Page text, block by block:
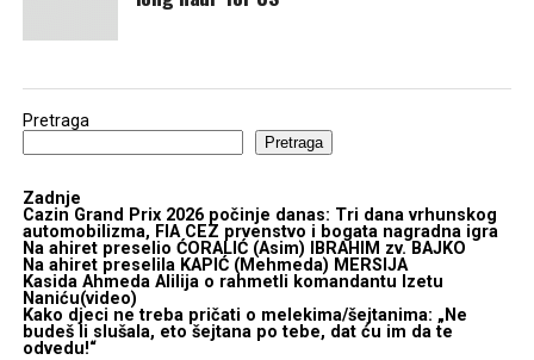
Pretraga
Pretraga
Zadnje
Cazin Grand Prix 2026 počinje danas: Tri dana vrhunskog
automobilizma, FIA CEZ prvenstvo i bogata nagradna igra
Na ahiret preselio ĆORALIĆ (Asim) IBRAHIM zv. BAJKO
Na ahiret preselila KAPIĆ (Mehmeda) MERSIJA
Kasida Ahmeda Alilija o rahmetli komandantu Izetu
Naniću(video)
Kako djeci ne treba pričati o melekima/šejtanima: „Ne
budeš li slušala, eto šejtana po tebe, dat ću im da te
odvedu!“